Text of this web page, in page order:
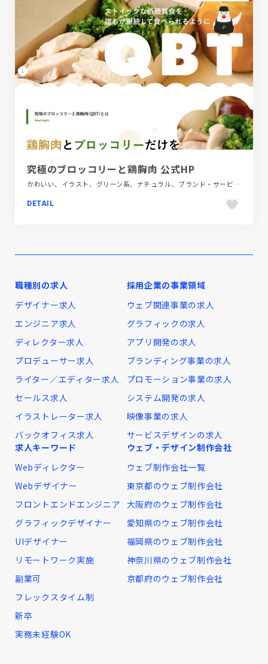
究極のブロッコリーと鶏胸肉 公式HP
かわいい、イラスト、グリーン系、ナチュラル、ブランド・サービスサイト、ポップ、大きめ写真、飲料・食品
DETAIL
職種別の求人
デザイナー求人
エンジニア求人
ディレクター求人
プロデューサー求人
ライター／エディター求人
セールス求人
イラストレーター求人
バックオフィス求人
採用企業の事業領域
ウェブ関連事業の求人
グラフィックの求人
アプリ開発の求人
ブランディング事業の求人
プロモーション事業の求人
システム開発の求人
映像事業の求人
サービスデザインの求人
求人キーワード
Webディレクター
Webデザイナー
フロントエンドエンジニア
グラフィックデザイナー
UIデザイナー
リモートワーク実施
副業可
フレックスタイム制
新卒
実務未経験OK
ウェブ・デザイン制作会社
ウェブ制作会社一覧
東京都のウェブ制作会社
大阪府のウェブ制作会社
愛知県のウェブ制作会社
福岡県のウェブ制作会社
神奈川県のウェブ制作会社
京都府のウェブ制作会社